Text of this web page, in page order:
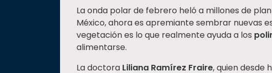
La onda polar de febrero heló a millones de
México, ahora es apremiante sembrar nuevas
vegetación es lo que realmente ayuda a los
alimentarse.
La doctora Liliana Ramírez Fraire, quien desde